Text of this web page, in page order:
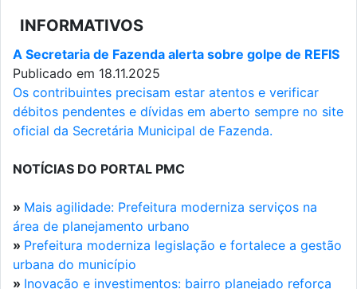
INFORMATIVOS
A Secretaria de Fazenda alerta sobre golpe de REFIS
Publicado em 18.11.2025
Os contribuintes precisam estar atentos e verificar
débitos pendentes e dívidas em aberto sempre no site
oficial da Secretária Municipal de Fazenda.
NOTÍCIAS DO PORTAL PMC
» Mais agilidade: Prefeitura moderniza serviços na
área de planejamento urbano
» Prefeitura moderniza legislação e fortalece a gestão
urbana do município
» Inovação e investimentos: bairro planejado reforça